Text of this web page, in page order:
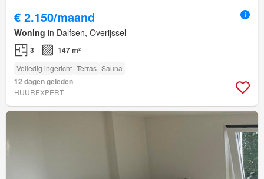
€ 2.150/maand
Woning in Dalfsen, Overijssel
3 147 m²
Volledig ingericht Terras Sauna
12 dagen geleden
HUUREXPERT